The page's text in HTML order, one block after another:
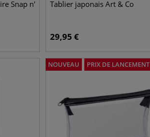
Snap n'
Tablier japonais Art & Co
29,95 €
NOUVEAU PRIX DE LANCEMENT